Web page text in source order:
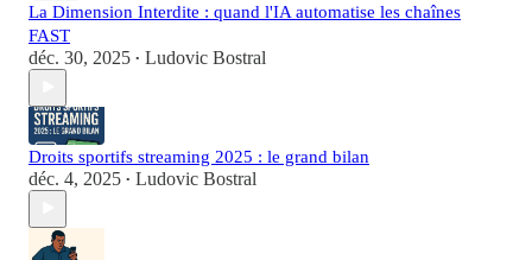
La Dimension Interdite : quand l'IA automatise les chaînes
FAST
déc. 30, 2025 • Ludovic Bostral
Droits sportifs streaming 2025 : le grand bilan
déc. 4, 2025 • Ludovic Bostral